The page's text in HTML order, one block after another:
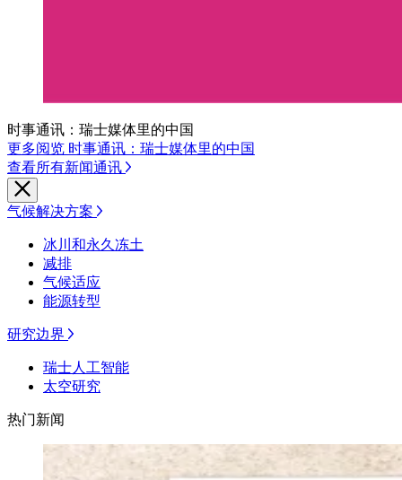
时事通讯：瑞士媒体里的中国
更多阅览 时事通讯：瑞士媒体里的中国
查看所有新闻通讯
气候解决方案
冰川和永久冻土
减排
气候适应
能源转型
研究边界
瑞士人工智能
太空研究
热门新闻